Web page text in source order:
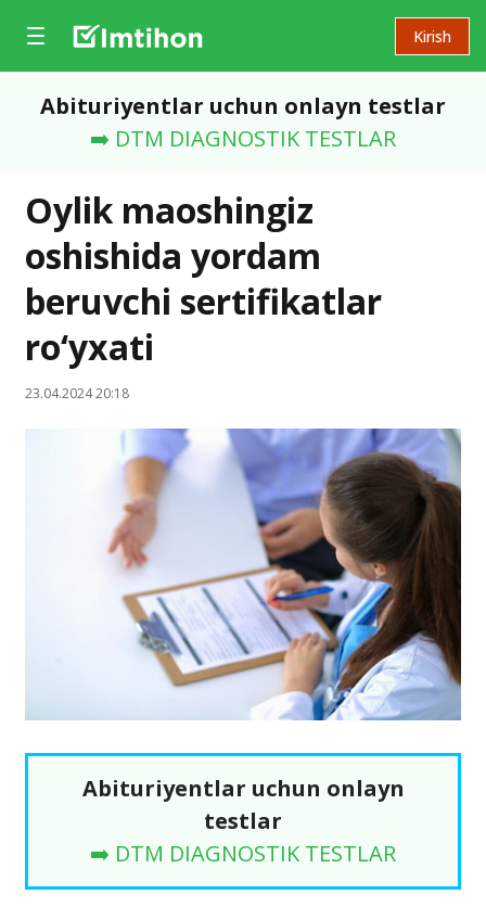
Kirish
Abituriyentlar uchun onlayn testlar
➡️ DTM DIAGNOSTIK TESTLAR
Oylik maoshingiz
oshishida yordam
beruvchi sertifikatlar
ro‘yxati
23.04.2024 20:18
Abituriyentlar uchun onlayn
testlar
➡️ DTM DIAGNOSTIK TESTLAR